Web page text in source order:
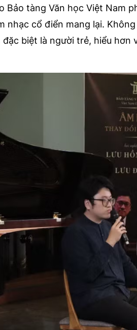
Bảo tàng Văn học Việt Nam
nhạc cổ điển mang lại.
biệt là người trẻ, hiểu hơn